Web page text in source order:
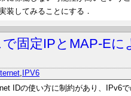
装してみることにする．
固定IPとMAP-E
, IPV6
IDの使い方に制約があり、IPv6